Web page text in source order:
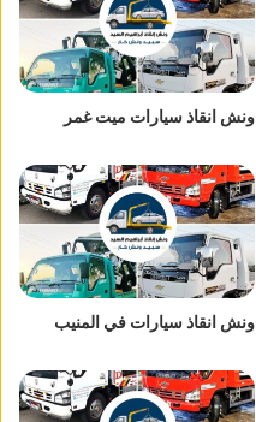
ونش انقاذ سيارات ميت غمر
ونش انقاذ سيارات في المنيب